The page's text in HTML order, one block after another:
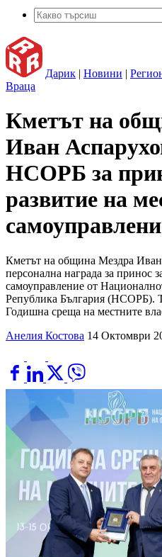
Дарик | Новини |
Враца
Кметът на
Иван
НСОРБ за
развитие на
Кметът на община Мездра
персонална награда за принос
самоуправление от
Република България (НСОРБ).
Годишна среща на местните
Анелия Костова 14 Октомври